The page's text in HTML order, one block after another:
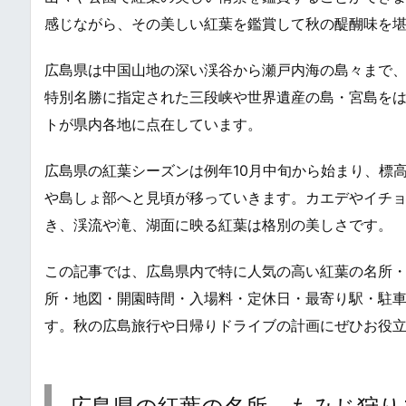
感じながら、その美しい紅葉を鑑賞して秋の醍醐味を
広島県は中国山地の深い渓谷から瀬戸内海の島々まで
特別名勝に指定された三段峡や世界遺産の島・宮島を
トが県内各地に点在しています。
広島県の紅葉シーズンは例年10月中旬から始まり、標
や島しょ部へと見頃が移っていきます。カエデやイチ
き、渓流や滝、湖面に映る紅葉は格別の美しさです。
この記事では、広島県内で特に人気の高い紅葉の名所
所・地図・開園時間・入場料・定休日・最寄り駅・駐
す。秋の広島旅行や日帰りドライブの計画にぜひお役